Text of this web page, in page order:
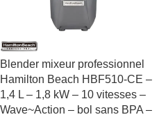
Blender mixeur professionnel
Hamilton Beach HBF510-CE –
1,4 L – 1,8 kW – 10 vitesses –
Wave~Action – bol sans BPA –